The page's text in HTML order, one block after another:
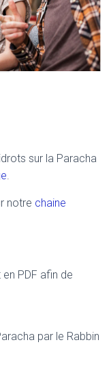
sur la Paracha
notre chaine
PDF afin de
par le Rabbin